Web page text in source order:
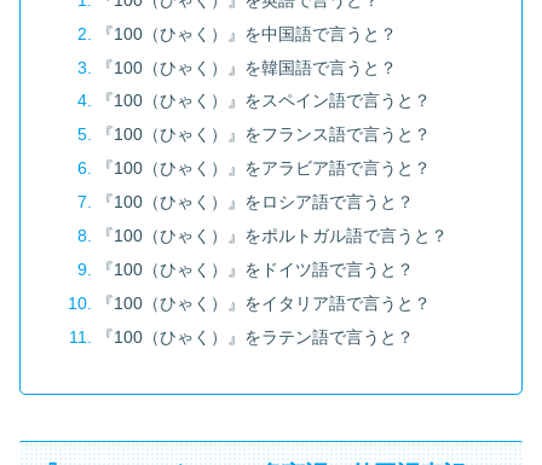
『100（ひゃく）』を中国語で言うと？
『100（ひゃく）』を韓国語で言うと？
『100（ひゃく）』をスペイン語で言うと？
『100（ひゃく）』をフランス語で言うと？
『100（ひゃく）』をアラビア語で言うと？
『100（ひゃく）』をロシア語で言うと？
『100（ひゃく）』をポルトガル語で言うと？
『100（ひゃく）』をドイツ語で言うと？
『100（ひゃく）』をイタリア語で言うと？
『100（ひゃく）』をラテン語で言うと？